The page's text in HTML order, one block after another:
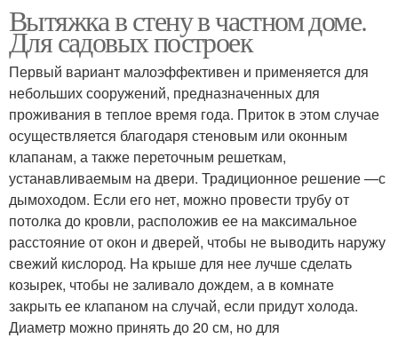
Вытяжка в стену в частном доме.
Для садовых построек
Первый вариант малоэффективен и применяется для
небольших сооружений, предназначенных для
проживания в теплое время года. Приток в этом случае
осуществляется благодаря стеновым или оконным
клапанам, а также переточным решеткам,
устанавливаемым на двери. Традиционное решение —с
дымоходом. Если его нет, можно провести трубу от
потолка до кровли, расположив ее на максимальное
расстояние от окон и дверей, чтобы не выводить наружу
свежий кислород. На крыше для нее лучше сделать
козырек, чтобы не заливало дождем, а в комнате
закрыть ее клапаном на случай, если придут холода.
Диаметр можно принять до 20 см, но для